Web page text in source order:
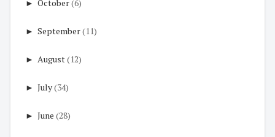
► October(6)
► September(11)
► August(12)
► July(34)
► June (28)